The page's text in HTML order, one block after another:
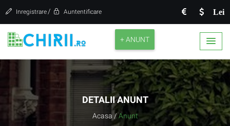
Lei
Inregistrare / Auntentificare
+ ANUNT
DETALII ANUNT
Acasa / Anunt